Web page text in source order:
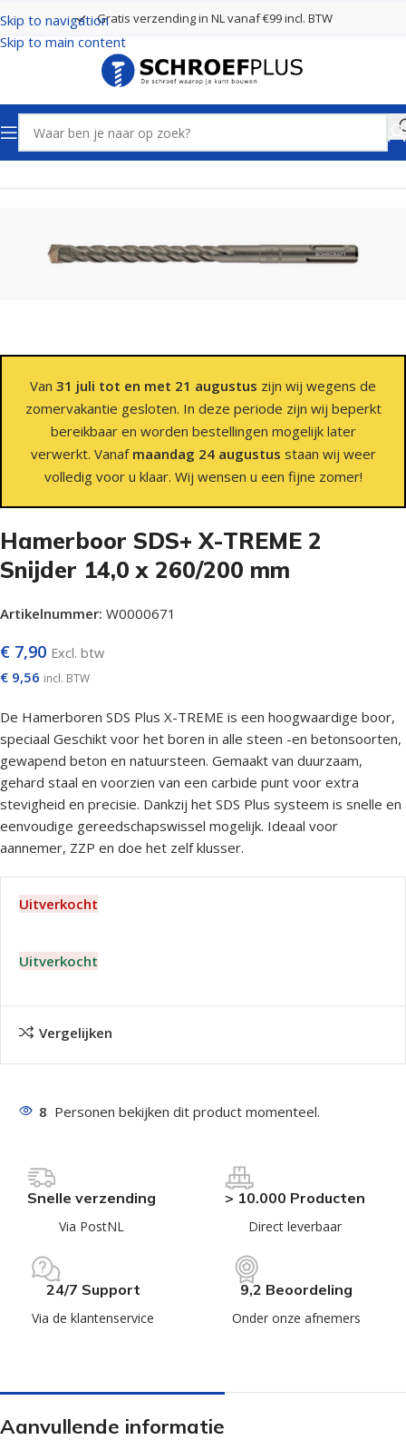
Skip to navigation
Skip to main content
Gratis verzending in NL vanaf €99 incl. BTW
Home Boren SDS Plus Boren 2 Snijders
Van 31 juli tot en met 21 augustus zijn wij wegens de
zomervakantie gesloten. In deze periode zijn wij beperkt
bereikbaar en worden bestellingen mogelijk later
verwerkt. Vanaf maandag 24 augustus staan wij weer
volledig voor u klaar. Wij wensen u een fijne zomer!
Hamerboor SDS+ X-TREME 2
Snijder 14,0 x 260/200 mm
Artikelnummer: W0000671
€ 7,90 Excl. btw
€ 9,56 incl. BTW
De Hamerboren SDS Plus X-TREME is een hoogwaardige boor,
speciaal Geschikt voor het boren in alle steen -en betonsoorten,
gewapend beton en natuursteen. Gemaakt van duurzaam,
gehard staal en voorzien van een carbide punt voor extra
stevigheid en precisie. Dankzij het SDS Plus systeem is snelle en
eenvoudige gereedschapswissel mogelijk. Ideaal voor
aannemer, ZZP en doe het zelf klusser.
Uitverkocht
Uitverkocht
Vergelijken
8 Personen bekijken dit product momenteel.
Snelle verzending
Via PostNL
> 10.000 Producten
Direct leverbaar
24/7 Support
Via de klantenservice
9,2 Beoordeling
Onder onze afnemers
Aanvullende informatie